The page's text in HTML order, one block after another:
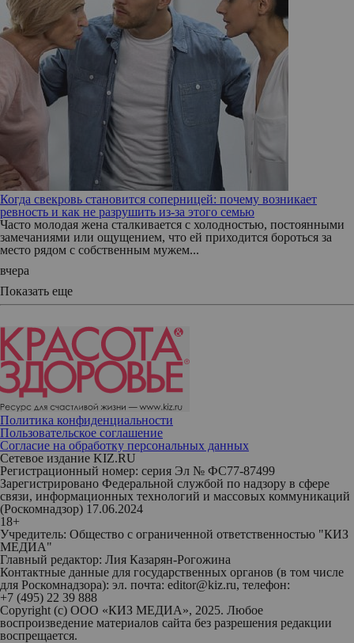
Когда свекровь становится соперницей: почему возникает
ревность и как не разрушить из-за этого семью
Часто молодая жена сталкивается с холодностью, постоянными
замечаниями или ощущением, что ей приходится бороться за
место рядом с собственным мужем...
вчера
Показать еще
Политика конфиденциальности
Пользовательское соглашение
Согласие на обработку персональных данных
Сетевое издание KIZ.RU
Регистрационный номер: серия Эл № ФС77-87499
Зарегистрировано Федеральной службой по надзору в сфере
связи, информационных технологий и массовых коммуникаций
(Роскомнадзор) 17.06.2024
18+
Учредитель: Общество с ограниченной ответственностью "КИЗ
МЕДИА"
Главный редактор: Лия Казарян-Рогожина
Контактные данные для государственных органов (в том числе
для Роскомнадзора): эл. почта: editor@kiz.ru, телефон:
+7 (495) 22 39 888
Copyright (с) ООО «КИЗ МЕДИА», 2025. Любое
воспроизведение материалов сайта без разрешения редакции
воспрещается.